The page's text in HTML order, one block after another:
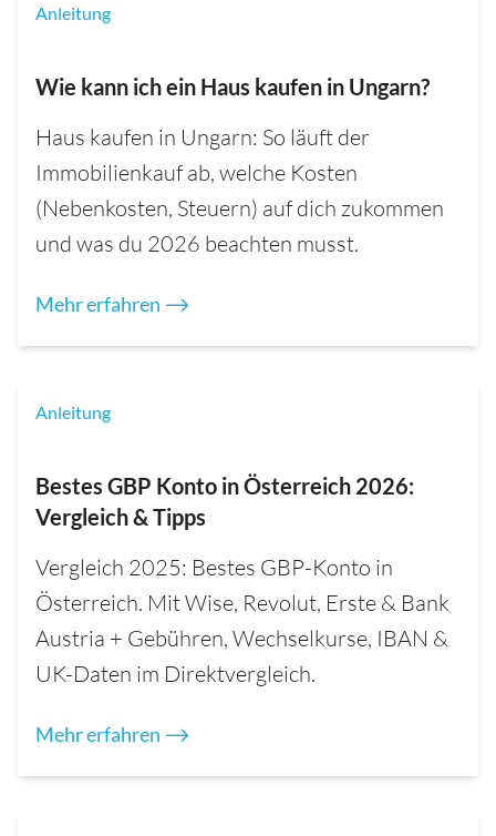
Anleitung
Wie kann ich ein Haus kaufen in Ungarn?
Haus kaufen in Ungarn: So läuft der
Immobilienkauf ab, welche Kosten
(Nebenkosten, Steuern) auf dich zukommen
und was du 2026 beachten musst.
Mehr erfahren ⟶
Anleitung
Bestes GBP Konto in Österreich 2026:
Vergleich & Tipps
Vergleich 2025: Bestes GBP-Konto in
Österreich. Mit Wise, Revolut, Erste & Bank
Austria + Gebühren, Wechselkurse, IBAN &
UK-Daten im Direktvergleich.
Mehr erfahren ⟶